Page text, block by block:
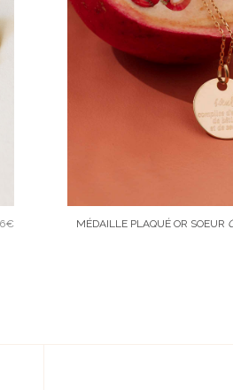
MÉDAILLE PLAQUÉ OR SOEUR